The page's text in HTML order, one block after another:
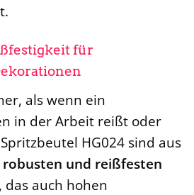
für
als wenn ein
in der Arbeit reißt oder
HG024 sind aus
robusten und reißfesten
das auch hohen